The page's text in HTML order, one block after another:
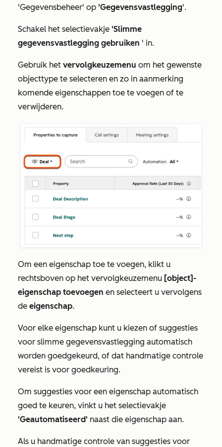
'Gegevensbeheer' op 'Gegevensvastlegging'.
Schakel het selectievakje 'Slimme
gegevensvastlegging gebruiken ' in.
Gebruik het vervolgkeuzemenu om het gewenste
objecttype te selecteren en zo in aanmerking
komende eigenschappen toe te voegen of te
verwijderen.
Om een eigenschap toe te voegen, klikt u
rechtsboven op het vervolgkeuzemenu [object]-
eigenschap toevoegen en selecteert u vervolgens
de eigenschap.
Voor elke eigenschap kunt u kiezen of suggesties
voor slimme gegevensvastlegging automatisch
worden goedgekeurd, of dat handmatige controle
vereist is voor goedkeuring.
Om suggesties voor een eigenschap automatisch
goed te keuren, vinkt u het selectievakje
'Geautomatiseerd' naast die eigenschap aan.
Als u handmatige controle van suggesties voor